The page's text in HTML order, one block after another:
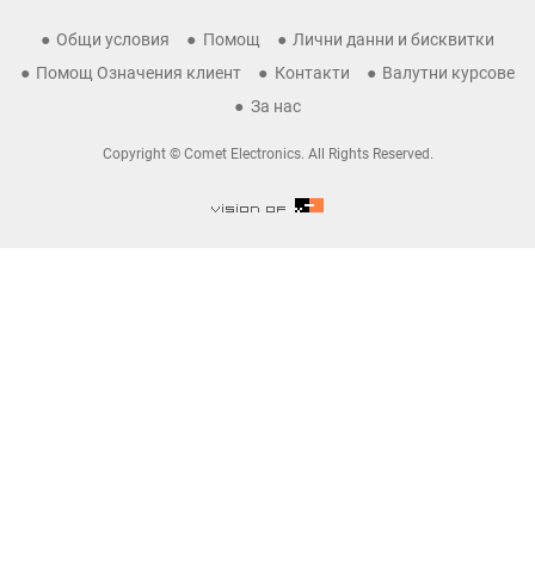
Общи условия Помощ
Лични данни и бисквитки
Помощ Означения клиент
Контакти
Валутни курсове
За нас
Copyright © Comet Electronics. All Rights Reserved.